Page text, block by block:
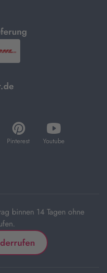
DHL.
Pinterest
öffnet
in
Youtube
öffnet
in
binnen 14 Tagen ohne